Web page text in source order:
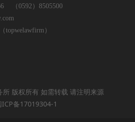
（0592）8505500
topwelawfirm）
所 版权所有 如需转载 请注明来源
ICP备17019304-1